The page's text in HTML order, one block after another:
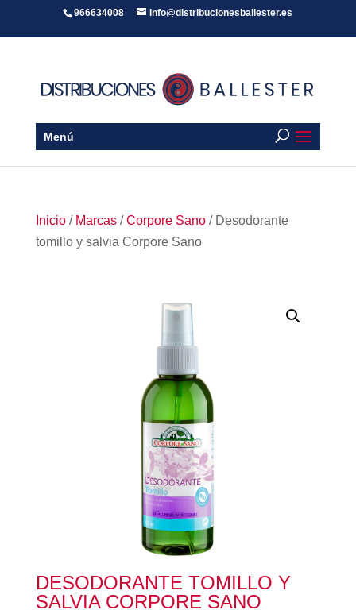
966634008 info@distribucionesballester.es
Menú
Inicio/ Marcas/Corpore Sano/ Desodorante
tomillo y salvia Corpore Sano
DESODORANTE TOMILLO Y
SALVIA CORPORE SANO